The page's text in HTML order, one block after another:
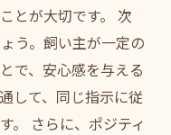
とが大切です。 次
う。飼い主が一定の
で、安心感を与える
して、同じ指示に従
。 さらに、ポジティ